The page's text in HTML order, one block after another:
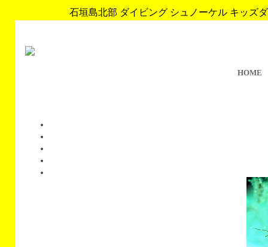
石垣島北部 ダイビング シュノーケル キッズ
HOME